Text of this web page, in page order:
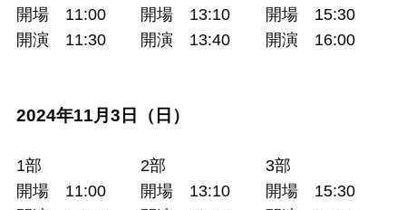
開場 11:00
開演 11:30
開場 13:10
開演 13:40
開場 15:30
開演 16:00
2024年11月3日（日）
1部
開場 11:00
2部
開場 13:10
3部
開場 15:30